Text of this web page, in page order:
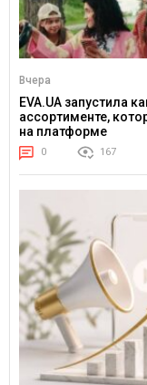
Вчера
EVA.UA запустила
ассортименте,
на платформе
0 167